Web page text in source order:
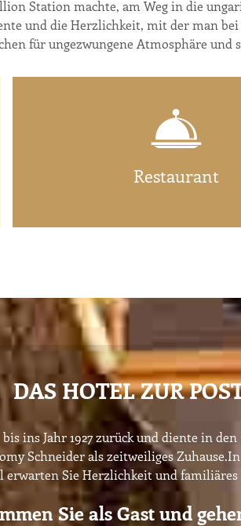
Station machte, am Weg in die
und die Herzlichkeit, mit der man
für ungezwungene Atmosphäre und
Restaurant
DAS HOTEL ZUR
ins Jahr 1927 zurück und diente in
Schneider als zeitweiliges
Sie Herzlichkeit und familiäres
Sie als Gast und